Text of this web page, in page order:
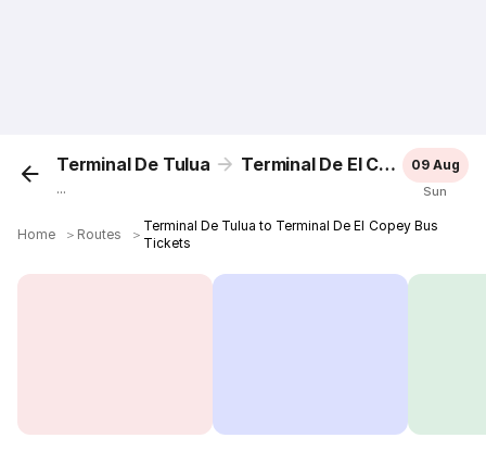
Terminal De Tulua Terminal De El Copey
...
09 Aug
Sun
Home ＞ Routes ＞
Terminal De Tulua to Terminal De El Copey Bus
Tickets